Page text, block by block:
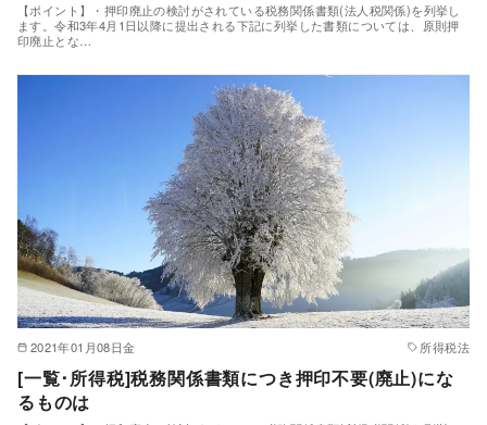
【ポイント】・押印廃止の検討がされている税務関係書類(法人税関係)を列挙し
ます。令和3年4月1日以降に提出される下記に列挙した書類については、原則押
印廃止とな…
2021年01月08日金 所得税法
[一覧･所得税]税務関係書類につき押印不要(廃止)にな
るものは